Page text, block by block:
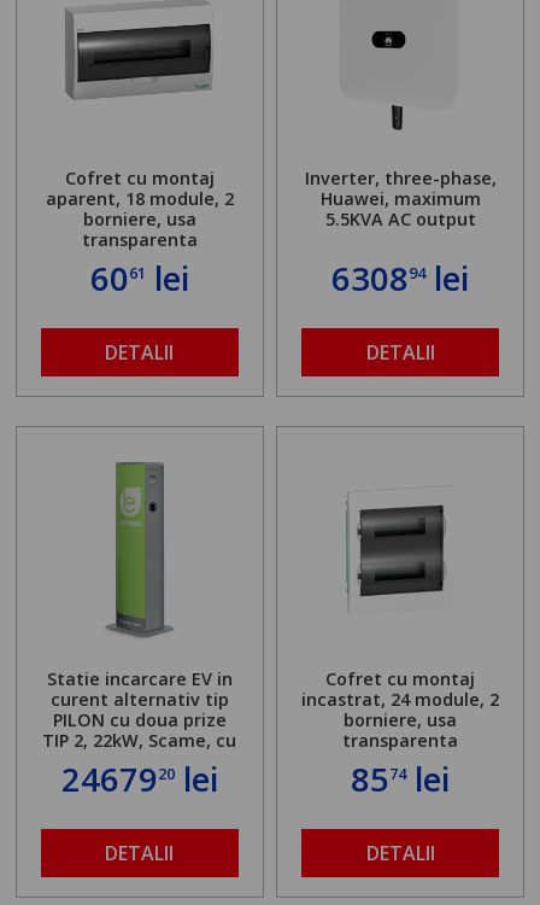
Cofret cu montaj
aparent, 18 module, 2
borniere, usa
transparenta
6061 lei
DETALII
Inverter, three-phase,
Huawei, maximum
5.5KVA AC output
630894lei
DETALII
Statie incarcare EV in
curent alternativ tip
PILON cu doua prize
TIP 2, 22kW, Scame, cu
server local
2467920lei
DETALII
Cofret cu montaj
incastrat, 24 module, 2
borniere, usa
transparenta
8574lei
DETALII